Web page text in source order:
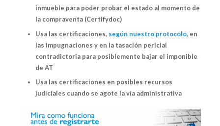
inmueble para poder probar el estado al momento de
la compraventa (Certifydoc)
Usa las certificaciones, según nuestro protocolo, en
las impugnaciones y en la tasación pericial
contradictoria para posiblemente bajar el imponible
de AT
Usa las certificaciones en posibles recursos
judiciales cuando se agote la vía administrativa